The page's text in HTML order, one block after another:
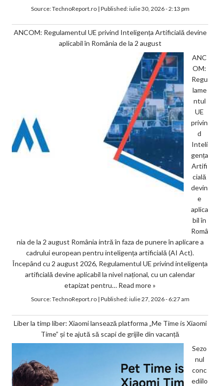
Source:TechnoReport.ro| Published:iulie 30, 2026 - 2:13 pm
ANCOM: Regulamentul UE privind Inteligența Artificială devine
aplicabil în România de la 2 august
ANC
OM:
Regu
lame
ntul
UE
privin
d
Inteli
gența
Artifi
cială
devin
e
aplica
bil în
Româ
nia de la 2 august România intră în faza de punere în aplicare a
cadrului european pentru inteligența artificială (AI Act).
Începând cu 2 august 2026, Regulamentul UE privind inteligența
artificială devine aplicabil la nivel național, cu un calendar
etapizat pentru… Read more »
Source:TechnoReport.ro| Published:iulie 27, 2026 - 6:27 am
Liber la timp liber: Xiaomi lansează platforma „Me Time is Xiaomi
Time” și te ajută să scapi de grijile din vacanță
Sezo
nul
conc
ediilo